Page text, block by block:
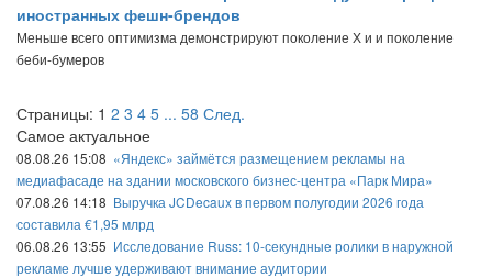
иностранных фешн-брендов
Меньше всего оптимизма демонстрируют поколение Х и и поколение
беби-бумеров
Страницы: 1 2 3 4 5 ... 58 След.
Самое актуальное
08.08.26 15:08 «Яндекс» займётся размещением рекламы на
медиафасаде на здании московского бизнес-центра «Парк Мира»
07.08.26 14:18 Выручка JCDecaux в первом полугодии 2026 года
составила €1,95 млрд
06.08.26 13:55 Исследование Russ: 10-секундные ролики в наружной
рекламе лучше удерживают внимание аудитории